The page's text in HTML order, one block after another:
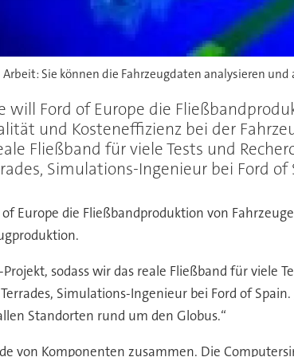
Sie können die Fahrzeugdaten analysieren
Ford of Europe die
und Kosteneffizienz bei der
Fließband für viele Tests und
Simulations-Ingenieur bei Ford of
Europe die Fließbandproduktion von
sodass wir das reale Fließband für viele
Simulations-Ingenieur bei Ford of
Standorten rund um den Globus.“
von Komponenten zusammen. Die